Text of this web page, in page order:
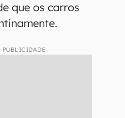
que os carros
PUBLICIDADE